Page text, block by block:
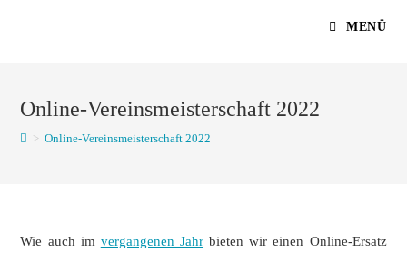
MENÜ
Online-Vereinsmeisterschaft 2022
> Online-Vereinsmeisterschaft 2022
Wie auch im vergangenen Jahr bieten wir einen Online-Ersatz